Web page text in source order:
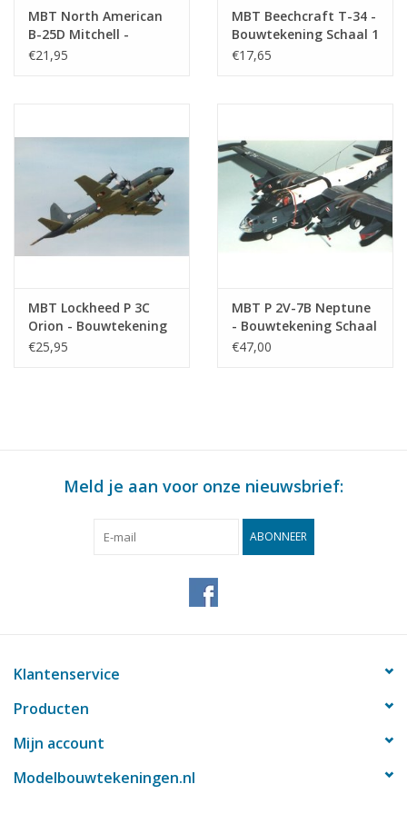
MBT North American
B-25D Mitchell -
Bouwtekening Schaal 1
€21,95
MBT Beechcraft T-34 -
Bouwtekening Schaal 1
: 72 (50.12.005)
€17,65
MBT Lockheed P 3C
Orion - Bouwtekening
Schaal 1 : 72
€25,95
MBT P 2V-7B Neptune
- Bouwtekening Schaal
1 : 72 (50.12.008)
€47,00
Meld je aan voor onze nieuwsbrief:
ABONNEER
Klantenservice
Producten
Mijn account
Modelbouwtekeningen.nl